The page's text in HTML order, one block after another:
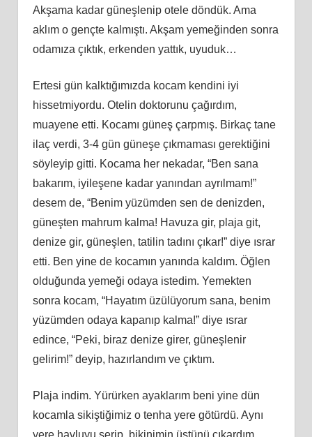
Akşama kadar güneşlenip otele döndük. Ama
aklım o gençte kalmıştı. Akşam yemeğinden sonra
odamıza çıktık, erkenden yattık, uyuduk…
Ertesi gün kalktığımızda kocam kendini iyi
hissetmiyordu. Otelin doktorunu çağırdım,
muayene etti. Kocamı güneş çarpmış. Birkaç tane
ilaç verdi, 3-4 gün güneşe çıkmaması gerektiğini
söyleyip gitti. Kocama her nekadar, “Ben sana
bakarım, iyileşene kadar yanından ayrılmam!”
desem de, “Benim yüzümden sen de denizden,
güneşten mahrum kalma! Havuza gir, plaja git,
denize gir, güneşlen, tatilin tadını çıkar!” diye ısrar
etti. Ben yine de kocamın yanında kaldım. Öğlen
olduğunda yemeği odaya istedim. Yemekten
sonra kocam, “Hayatım üzülüyorum sana, benim
yüzümden odaya kapanıp kalma!” diye ısrar
edince, “Peki, biraz denize girer, güneşlenir
gelirim!” deyip, hazırlandım ve çıktım.
Plaja indim. Yürürken ayaklarım beni yine dün
kocamla sikiştiğimiz o tenha yere götürdü. Aynı
yere havluyu serip, bikinimin üstünü çıkardım.